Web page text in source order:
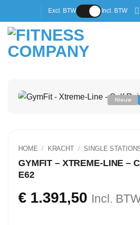
inhoud
Excl. BTW Incl. BTW
Nieuw
HOME / KRACHT / SINGLE
GYMFIT – XTREME-LINE –
E62
€1.391,50 Incl.